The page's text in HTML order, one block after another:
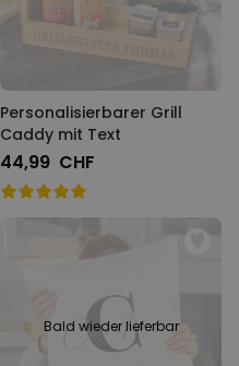
Personalisierbarer Grill
Caddy mit Text
44,99 CHF
Bald wieder lieferbar